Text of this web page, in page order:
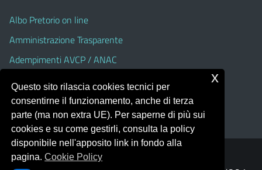
Albo Pretorio on line
Amministrazione Trasparente
Adempimenti AVCP / ANAC
Dichiarazione di accessibilità
Portale realizzato con la piattaforma
Questo sito rilascia cookies tecnici per
consentirne il funzionamento, anche di terza
parte (ma non extra UE). Per saperne di più sui
cookies e su come gestirli, consulta la policy
disponibile nell'apposito link in fondo alla
pagina.Cookie Policy
x